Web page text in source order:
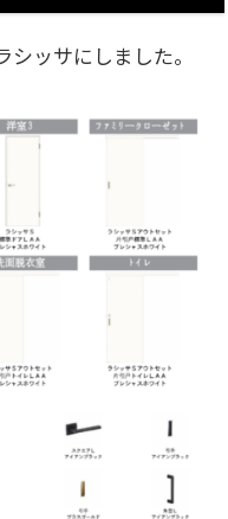
ッサにしました。